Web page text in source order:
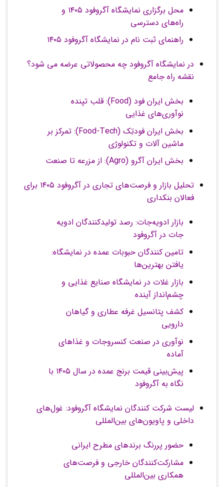
محل برگزاری نمایشگاه آگروفود ۱۴۰۵ و
راه‌های دسترسی
راهنمای ثبت نام در نمایشگاه آگروفود ۱۴۰۵
در نمایشگاه آگروفود چه محصولاتی عرضه می شود؟
نقشه راه جامع
بخش ایران فود (Food): قلب تپنده
نوآوری‌های غذایی
بخش ایران فودتِک (Food-Tech): تمرکز بر
ماشین آلات و تکنولوژی
بخش ایران آگرو (Agro): از مزرعه تا صنعت
تحلیل بازار و فرصت‌های تجاری در آگروفود ۱۴۰۵ برای
فعالان بنکداری
بازار ادویه‌جات: رصد تولیدکنندگان ادویه
جات در آگروفود
تامین کنندگان حبوبات عمده در نمایشگاه:
یافتن بهترین‌ها
بازار غلات در نمایشگاه صنایع غذایی و
چشم‌انداز آینده
کشف پتانسیل غرفه عطاری و گیاهان
دارویی
نوآوری در صنعت کنسروجات و غذاهای
آماده
پیش‌بینی قیمت برنج عمده در سال ۱۴۰۵ با
نگاه به آگروفود
لیست شرکت کنندگان نمایشگاه آگروفود: غول‌های
داخلی و پاویون‌های بین‌المللی
حضور پررنگ برندهای مطرح ایرانی
مشارکت‌کنندگان خارجی و فرصت‌های
همکاری بین‌المللی